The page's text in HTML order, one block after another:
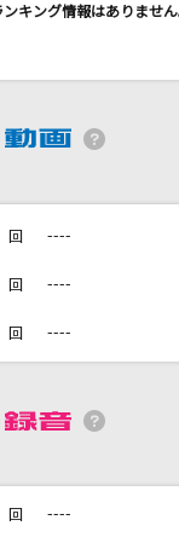
オケ最新情報をチェック！
に会員登録・ログインして
オケをもっと楽しもう！
回 ----
回 ----
回 ----
回 ----